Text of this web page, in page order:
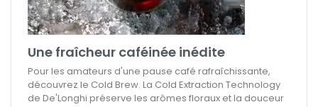
Une fraîcheur caféinée inédite
Pour les amateurs d'une pause café rafraîchissante,
découvrez le Cold Brew. La Cold Extraction Technology
de De'Longhi préserve les arômes floraux et la douceur